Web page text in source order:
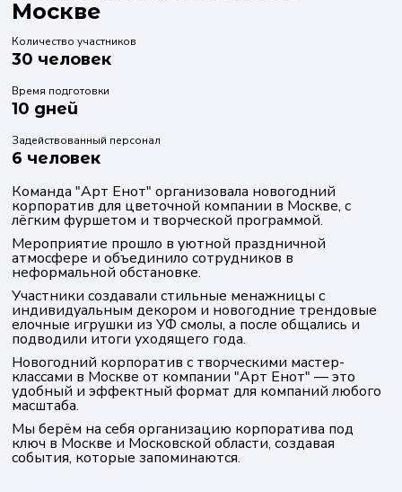
Москве
Количество участников
30 человек
Время подготовки
10 дней
Задействованный персонал
6 человек
Команда "Арт Енот" организовала новогодний
корпоратив для цветочной компании в Москве, с
лёгким фуршетом и творческой программой.
Мероприятие прошло в уютной праздничной
атмосфере и объединило сотрудников в
неформальной обстановке.
Участники создавали стильные менажницы с
индивидуальным декором и новогодние трендовые
елочные игрушки из УФ смолы, а после общались и
подводили итоги уходящего года.
Новогодний корпоратив с творческими мастер-
классами в Москве от компании "Арт Енот" — это
удобный и эффектный формат для компаний любого
масштаба.
Мы берём на себя организацию корпоратива под
ключ в Москве и Московской области, создавая
события, которые запоминаются.